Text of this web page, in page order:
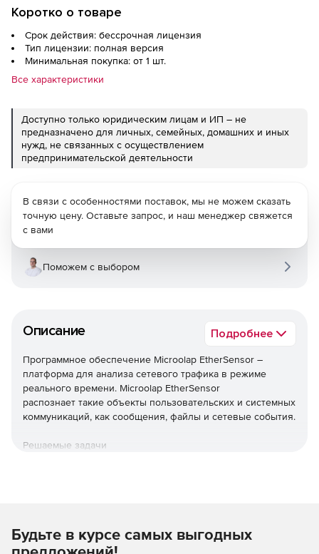
Коротко о товаре
Срок действия: бессрочная лицензия
Тип лицензии: полная версия
Минимальная покупка: от 1 шт.
Все характеристики
Доступно только юридическим лицам и ИП – не
предназначено для личных, семейных, домашних и иных
нужд, не связанных с осуществлением
предпринимательской деятельности
Описание Подробнее
Программное обеспечение Microolap EtherSensor –
платформа для анализа сетевого трафика в режиме
реального времени. Microolap EtherSensor
распознает такие объекты пользовательских и системных
коммуникаций, как сообщения, файлы и сетевые события.
Решаемые задачи
использованием веб-почты, социальных сетей, и так
далее с учетом возможностей функциональных
В связи с особенностями поставок, мы не можем сказать
точную цену. Оставьте запрос, и наш менеджер свяжется
с вами
Поможем с выбором
Будьте в курсе самых выгодных